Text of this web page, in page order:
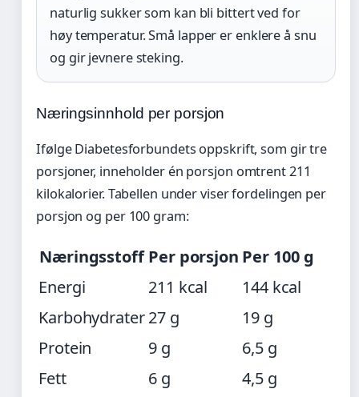
naturlig sukker som kan bli bittert ved for
høy temperatur. Små lapper er enklere å snu
og gir jevnere steking.
Næringsinnhold per porsjon
Ifølge Diabetesforbundets oppskrift, som gir tre
porsjoner, inneholder én porsjon omtrent 211
kilokalorier. Tabellen under viser fordelingen per
porsjon og per 100 gram:
Næringsstoff Per porsjon Per 100 g
Energi
211 kcal
144 kcal
Karbohydrater27 g
19 g
Protein
9 g
6,5 g
Fett
6 g
4,5 g